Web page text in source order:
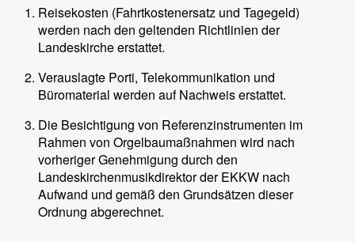
Reisekosten (Fahrtkostenersatz und Tagegeld)
werden nach den geltenden Richtlinien der
Landeskirche erstattet.
Verauslagte Porti, Telekommunikation und
Büromaterial werden auf Nachweis erstattet.
Die Besichtigung von Referenzinstrumenten im
Rahmen von Orgelbaumaßnahmen wird nach
vorheriger Genehmigung durch den
Landeskirchenmusikdirektor der EKKW nach
Aufwand und gemäß den Grundsätzen dieser
Ordnung abgerechnet.